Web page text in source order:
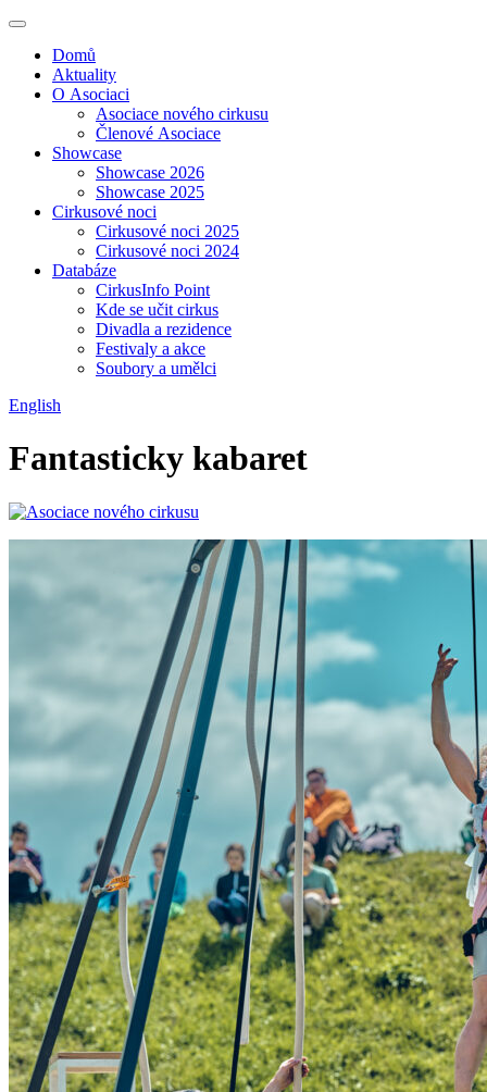
Domů
Aktuality
O Asociaci
Asociace nového cirkusu
Členové Asociace
Showcase
Showcase 2026
Showcase 2025
Cirkusové noci
Cirkusové noci 2025
Cirkusové noci 2024
Databáze
CirkusInfo Point
Kde se učit cirkus
Divadla a rezidence
Festivaly a akce
Soubory a umělci
English
Fantasticky kabaret